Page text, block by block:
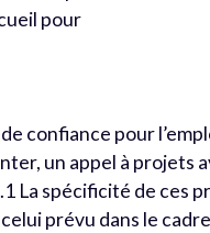
pour
confiance pour
un appel à projets
La spécificité de ces
prévu dans le